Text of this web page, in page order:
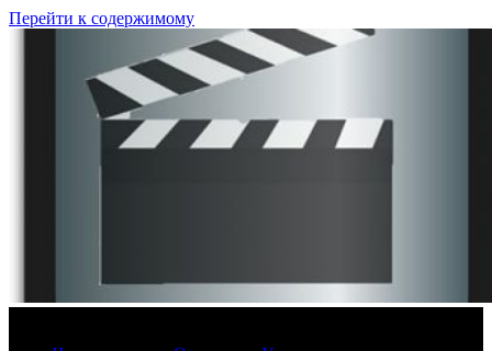
Перейти к содержимому